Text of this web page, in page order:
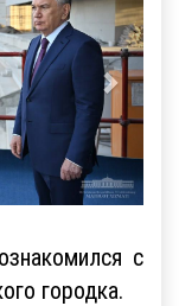
с
городка.